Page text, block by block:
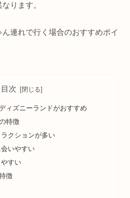
ります。
連れで行く場合のおすすめポイ
目次
ィズニーランドがおすすめ
特徴
クションが多い
いやすい
すい
徴